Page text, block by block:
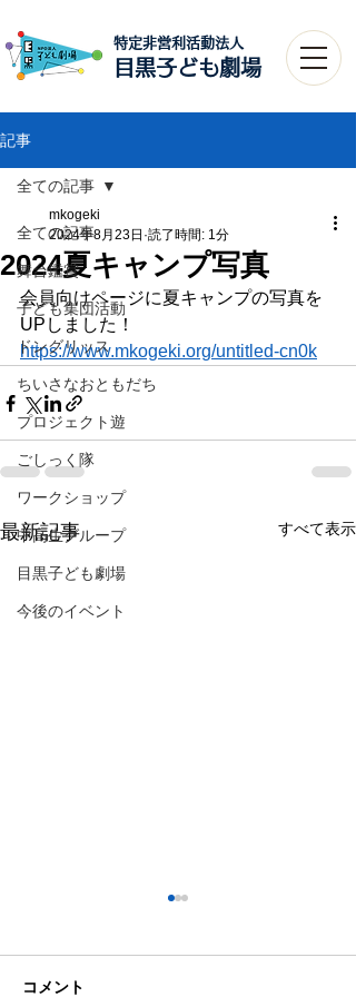
特定非営利活動法人​
目黒子ども劇場
記事
全ての記事
舞台鑑賞
子ども集団活動
ドングリッス
ちいさなおともだち
プロジェクト遊
ごしっく隊
ワークショップ
中高生グループ
目黒子ども劇場
今後のイベント
全ての記事
2024夏キャンプ写真
mkogeki
2024年8月23日 読了時間: 1分
会員向けページに夏キャンプの写真を
UPしました！
https://www.mkogeki.org/untitled-cn0k
最新記事 すべて表示
コメント